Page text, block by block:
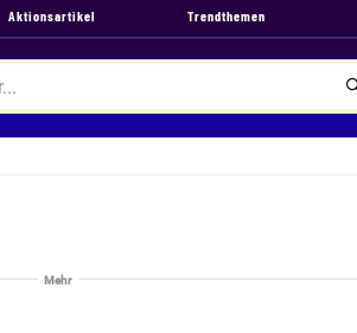
Aktionsartikel Trendthemen